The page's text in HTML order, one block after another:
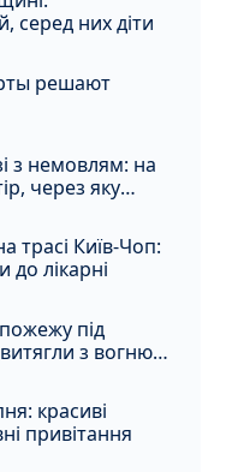
серед них діти
решают
з немовлям: на
через яку
трасі Київ-Чоп:
до лікарні
під
з вогню
красиві
привітання